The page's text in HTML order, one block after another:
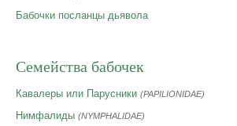
Бабочки посланцы дьявола
Семейства бабочек
Кавалеры или Парусники (PAPILIONIDAE)
Нимфалиды (NYMPHALIDAE)